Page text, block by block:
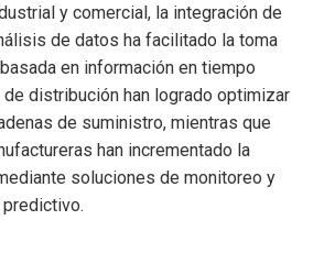
y comercial, la integración de
de datos ha facilitado la toma
en información en tiempo
de distribución han logrado optimizar
de suministro, mientras que
han incrementado la
soluciones de monitoreo y